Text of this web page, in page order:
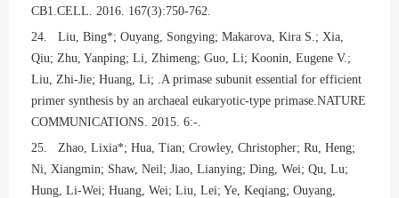
CB1.CELL. 2016. 167(3):750-762.
24. Liu, Bing*; Ouyang, Songying; Makarova, Kira S.; Xia,
Qiu; Zhu, Yanping; Li, Zhimeng; Guo, Li; Koonin, Eugene V.;
Liu, Zhi-Jie; Huang, Li; .A primase subunit essential for efficient
primer synthesis by an archaeal eukaryotic-type primase.NATURE
COMMUNICATIONS. 2015. 6:-.
25. Zhao, Lixia*; Hua, Tian; Crowley, Christopher; Ru, Heng;
Ni, Xiangmin; Shaw, Neil; Jiao, Lianying; Ding, Wei; Qu, Lu;
Hung, Li-Wei; Huang, Wei; Liu, Lei; Ye, Keqiang; Ouyang,